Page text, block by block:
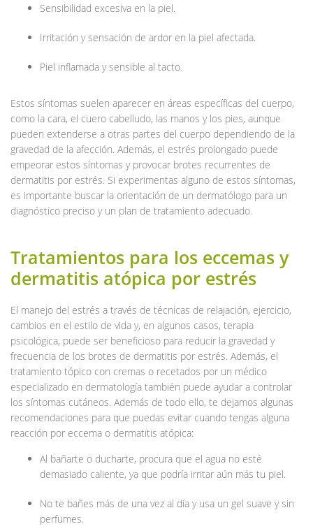
Sensibilidad excesiva en la piel.
Irritación y sensación de ardor en la piel afectada.
Piel inflamada y sensible al tacto.
Estos síntomas suelen aparecer en áreas específicas del cuerpo,
como la cara, el cuero cabelludo, las manos y los pies, aunque
pueden extenderse a otras partes del cuerpo dependiendo de la
gravedad de la afección. Además, el estrés prolongado puede
empeorar estos síntomas y provocar brotes recurrentes de
dermatitis por estrés. Si experimentas alguno de estos síntomas,
es importante buscar la orientación de un dermatólogo para un
diagnóstico preciso y un plan de tratamiento adecuado.
Tratamientos para los eccemas y
dermatitis atópica por estrés
El manejo del estrés a través de técnicas de relajación, ejercicio,
cambios en el estilo de vida y, en algunos casos, terapia
psicológica, puede ser beneficioso para reducir la gravedad y
frecuencia de los brotes de dermatitis por estrés. Además, el
tratamiento tópico con cremas o recetados por un médico
especializado en dermatología también puede ayudar a controlar
los síntomas cutáneos. Además de todo ello, te dejamos algunas
recomendaciones para que puedas evitar cuando tengas alguna
reacción por eccema o dermatitis atópica:
Al bañarte o ducharte, procura que el agua no esté
demasiado caliente, ya que podría irritar aún más tu piel.
No te bañes más de una vez al día y usa un gel suave y sin
perfumes.